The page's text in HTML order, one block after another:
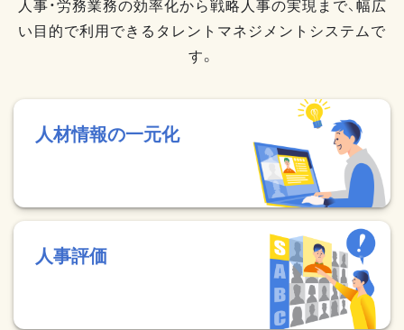
い目的で利用できるタレントマネジメントシステムで
す。
人材情報の一元化
人事評価